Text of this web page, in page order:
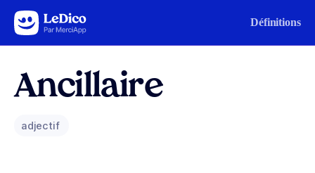
Aller au contenu Définitions
Ancillaire
adjectif